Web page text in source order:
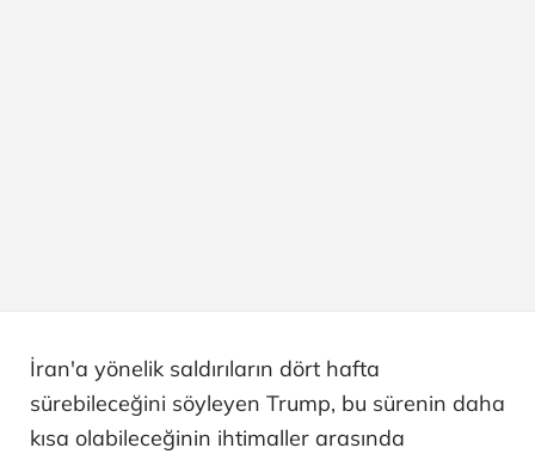
İran'a yönelik saldırıların dört hafta
sürebileceğini söyleyen Trump, bu sürenin daha
kısa olabileceğinin ihtimaller arasında